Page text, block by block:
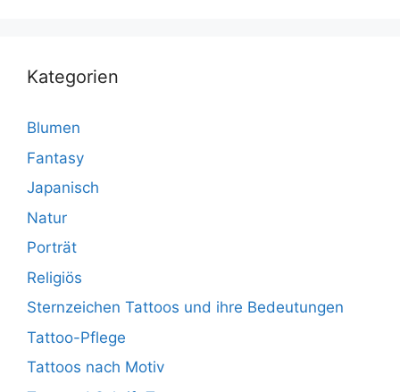
Kategorien
Blumen
Fantasy
Japanisch
Natur
Porträt
Religiös
Sternzeichen Tattoos und ihre Bedeutungen
Tattoo-Pflege
Tattoos nach Motiv